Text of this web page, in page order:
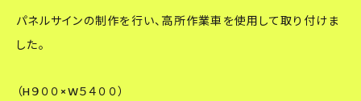
パネルサインの制作を行い、高所作業車を使用して取り付けま
した。
（H９００×W５４００）